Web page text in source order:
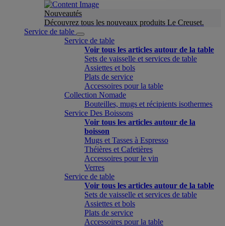
Nouveautés
Découvrez tous les nouveaux produits Le Creuset.
Service de table
Service de table
Voir tous les articles autour de la table
Sets de vaisselle et services de table
Assiettes et bols
Plats de service
Accessoires pour la table
Collection Nomade
Bouteilles, mugs et récipients isothermes
Service Des Boissons
Voir tous les articles autour de la
boisson
Mugs et Tasses à Espresso
Théières et Cafetières
Accessoires pour le vin
Verres
Service de table
Voir tous les articles autour de la table
Sets de vaisselle et services de table
Assiettes et bols
Plats de service
Accessoires pour la table